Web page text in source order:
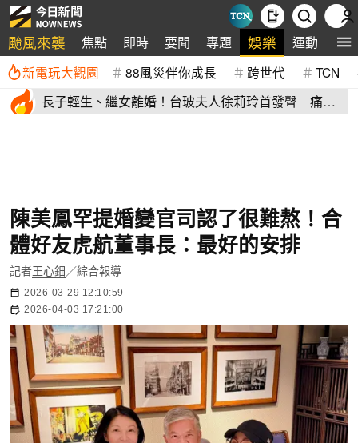
颱風來襲 焦點 即時 要聞 專題 娛樂 運動 全
新電玩大觀園 88風災伴你成長 跨世代 TCN
長子輕生、繼女離婚！台玻夫人徐莉玲首發聲 痛揭
陳美鳳罕提婚變官司認了很難熬！合
體好友虎航董事長：最好的安排
記者王心鈿 ／綜合報導
2026-03-29 12:10:59
2026-04-03 17:21:00